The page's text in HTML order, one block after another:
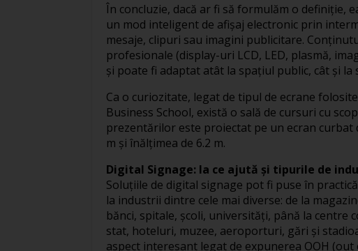
În concluzie, dacă ar fi să formulăm o definiţie,
un mod inteligent de afişaj electronic prin
mesaje, clipuri sau imagini publicitare.
profesionale (display-uri LCD, LED, plasmă,
şi poate fi adaptat atât la spaţiul public, cât şi la
Ca o curiozitate, legat de tipul de ecrane
Business School, există o sală de cursuri cu
prezentărilor este proiectat pe un ecran curbat
m şi înălţimea de 6.2 m.
Digital Signage: la ce ajută şi tipurile de
Soluţiile de digital signage pot fi puse în
la industrii dintre cele mai diverse: de la
bănci, spitale, şcoli, universităţi, până la
stat, hoteluri, muzee, aeroporturi, gări şi
aspect interesant legat de expunerea OOH